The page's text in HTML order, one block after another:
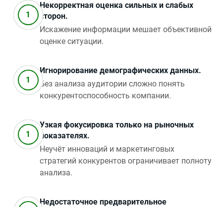
Некорректная оценка сильных и слабых
сторон.
Искажение информации мешает объективной
оценке ситуации.
Игнорирование демографических данных.
Без анализа аудитории сложно понять
конкурентоспособность компании.
Узкая фокусировка только на рыночных
показателях.
Неучёт инноваций и маркетинговых
стратегий конкурентов ограничивает полноту
анализа.
Недостаточное предварительное